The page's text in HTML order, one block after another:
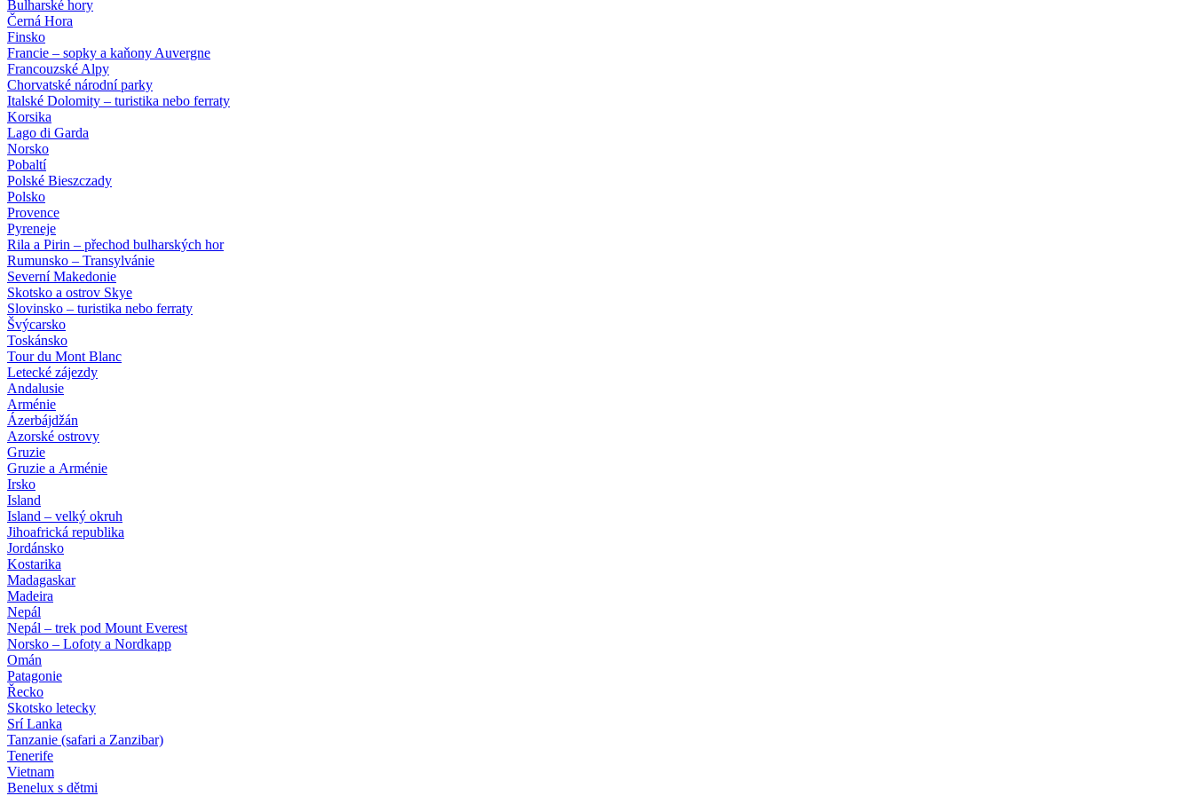
Bulharské hory
Černá Hora
Finsko
Francie – sopky a kaňony Auvergne
Francouzské Alpy
Chorvatské národní parky
Italské Dolomity – turistika nebo ferraty
Korsika
Lago di Garda
Norsko
Pobaltí
Polské Bieszczady
Polsko
Provence
Pyreneje
Rila a Pirin – přechod bulharských hor
Rumunsko – Transylvánie
Severní Makedonie
Skotsko a ostrov Skye
Slovinsko – turistika nebo ferraty
Švýcarsko
Toskánsko
Tour du Mont Blanc
Letecké zájezdy
Andalusie
Arménie
Ázerbájdžán
Azorské ostrovy
Gruzie
Gruzie a Arménie
Irsko
Island
Island – velký okruh
Jihoafrická republika
Jordánsko
Kostarika
Madagaskar
Madeira
Nepál
Nepál – trek pod Mount Everest
Norsko – Lofoty a Nordkapp
Omán
Patagonie
Řecko
Skotsko letecky
Srí Lanka
Tanzanie (safari a Zanzibar)
Tenerife
Vietnam
Benelux s dětmi